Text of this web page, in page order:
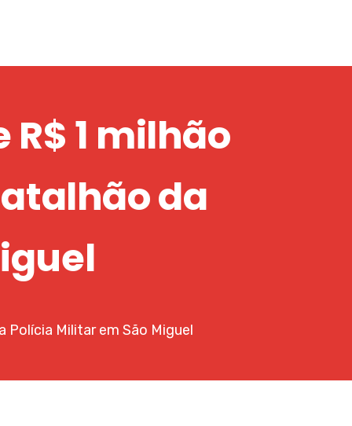
1 milhão
da
Polícia Militar em São Miguel